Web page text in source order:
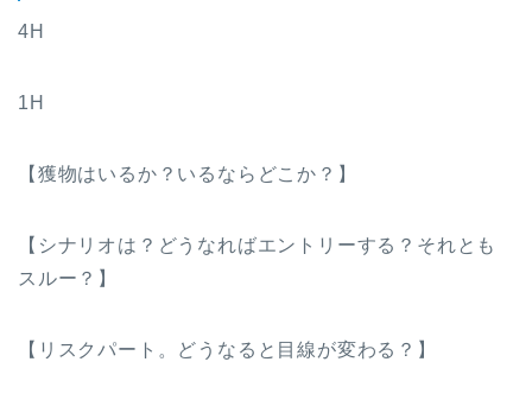
4H
1H
【獲物はいるか？いるならどこか？】
【シナリオは？どうなればエントリーする？それとも
スルー？】
【リスクパート。どうなると目線が変わる？】